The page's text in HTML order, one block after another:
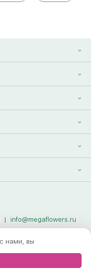
| info@megaflowers.ru
нами, вы